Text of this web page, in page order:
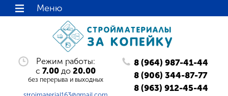
Режим работы:
с7.00 до20.00
без перерыва и выходных
8 (964) 987-41-44
8 (906) 344-87-77
8 (963) 912-45-44
Меню